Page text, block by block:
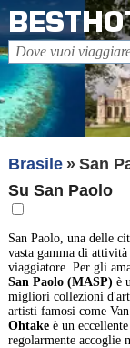
Brasile
San
Su San Paolo
San Paolo, una delle
vasta gamma di
viaggiatore. Per gli
San Paolo (MASP) è
migliori collezioni
artisti famosi come
Ohtakeè un
regolarmente accoglie